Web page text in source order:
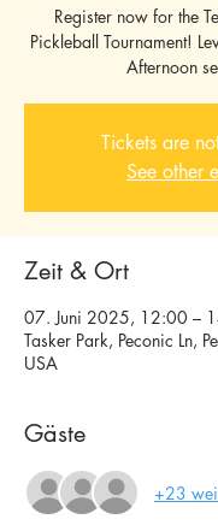
Register now for the
Pickleball Tournament!
Afternoon
Tickets are
See other
Zeit & Ort
07. Juni 2025, 12:00 –
Tasker Park, Peconic Ln,
USA
Gäste
+23